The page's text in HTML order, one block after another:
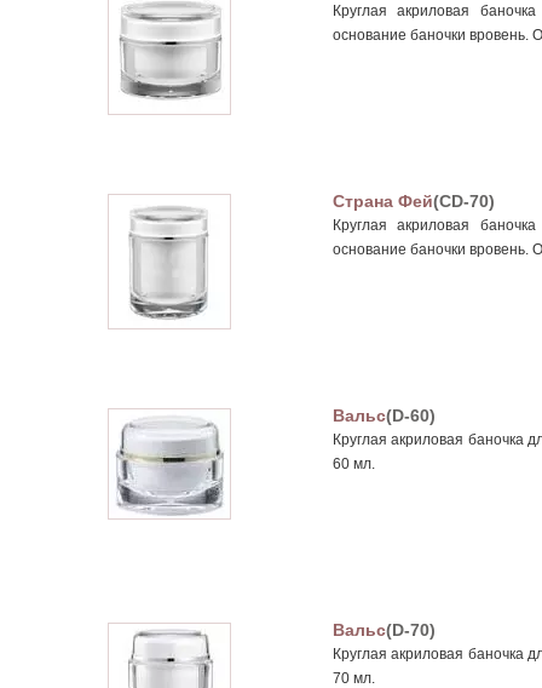
Круглая акриловая
основание баночки вровень.
Страна Фей(CD-70)
Круглая акриловая
основание баночки вровень.
Вальс(D-60)
Круглая акриловая баночка
60 мл.
Вальс(D-70)
Круглая акриловая баночка
70 мл.